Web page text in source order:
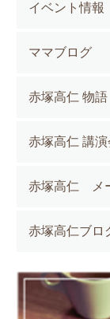
イベント情報
ママブログ
赤塚高仁 物語
赤塚高仁 講演
赤塚高仁 メ
赤塚高仁ブロ